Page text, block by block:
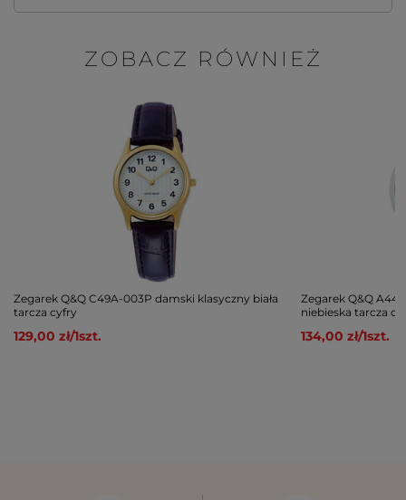
ZOBACZ RÓWNIEŻ
Zegarek Q&Q C49A-003P damski klasyczny biała
tarcza cyfry
129,00 zł/1szt.
Zegarek Q&Q
niebieska tarcza
134,00 zł/1szt.